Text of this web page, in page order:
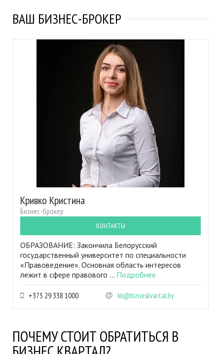
ВАШ БИЗНЕС-БРОКЕР
Кривко Кристина
Бизнес-брокер
КОНТАКТЫ
ОБРАЗОВАНИЕ: Закончила Белорусский
государственный университет по специальности
«Правоведение». Основная область интересов
лежит в сфере правового ... Подробнее
+375 29 338 1000 kk@bizneskvartal.by
ПОЧЕМУ СТОИТ ОБРАТИТЬСЯ В